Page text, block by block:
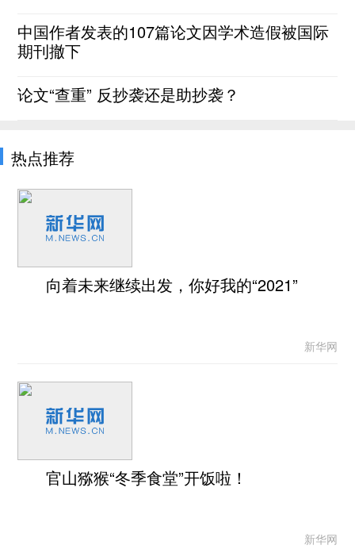
中国作者发表的107篇论文因学术造假被国际
期刊撤下
论文“查重” 反抄袭还是助抄袭？
热点推荐
向着未来继续出发，你好我的“2021”
新华网
官山猕猴“冬季食堂”开饭啦！
新华网